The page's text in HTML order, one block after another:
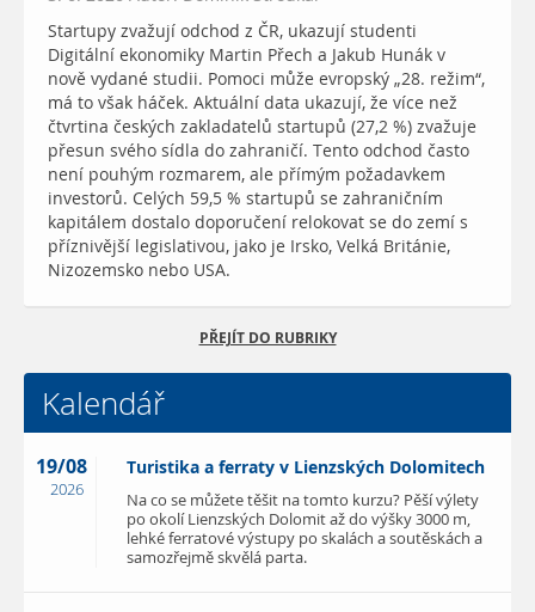
Startupy zvažují odchod z ČR, ukazují studenti
Digitální ekonomiky Martin Přech a Jakub Hunák v
nově vydané studii. Pomoci může evropský „28. režim“,
má to však háček. Aktuální data ukazují, že více než
čtvrtina českých zakladatelů startupů (27,2 %) zvažuje
přesun svého sídla do zahraničí. Tento odchod často
není pouhým rozmarem, ale přímým požadavkem
investorů. Celých 59,5 % startupů se zahraničním
kapitálem dostalo doporučení relokovat se do zemí s
příznivější legislativou, jako je Irsko, Velká Británie,
Nizozemsko nebo USA.
PŘEJÍT DO RUBRIKY
Kalendář
19/08
2026
Turistika a ferraty v Lienzských Dolomitech
Na co se můžete těšit na tomto kurzu? Pěší výlety
po okolí Lienzských Dolomit až do výšky 3000 m,
lehké ferratové výstupy po skalách a soutěskách a
samozřejmě skvělá parta.